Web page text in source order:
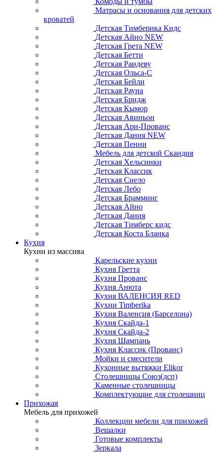
Матрасы и основания для детских
кроватей
Детская Тимберика Кидс
Детская Айно NEW
Детская Грета NEW
Детская Бетти
Детская Рандеву
Детская Ольса-С
Детская Бейли
Детская Рауна
Детская Бридж
Детская Кымор
Детская Авиньон
Детская Ари-Прованс
Детская Дания NEW
Детская Пенни
Мебель для детской Скандия
Детская Хельсинки
Детская Классик
Детская Сиело
Детская Лебо
Детская Брамминг
Детская Айно
Детская Дания
Детская Тимберс кидс
Детская Коста Бланка
Кухня
Кухни из массива
Карельские кухни
Кухня Гретта
Кухня Прованс
Кухня Анюта
Кухня ВАЛЕНСИЯ RED
Кухни Timberika
Кухня Валенсия (Барселона)
Кухня Скайда-1
Кухня Скайда-2
Кухня Шампань
Кухня Классик (Прованс)
Мойки и смесители
Кухонные вытяжки Elikor
Столешницы Союз(дсп)
Каменные столешницы
Комплектующие для столешниц
Прихожая
Мебель для прихожей
Коллекции мебели для прихожей
Вешалки
Готовые комплекты
Зеркала